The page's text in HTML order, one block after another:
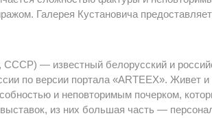
Галерея Кустановича
— известный белорусский и
по версии портала «ARTEEX». Живет
и неповторимым почерком,
из них большая часть —